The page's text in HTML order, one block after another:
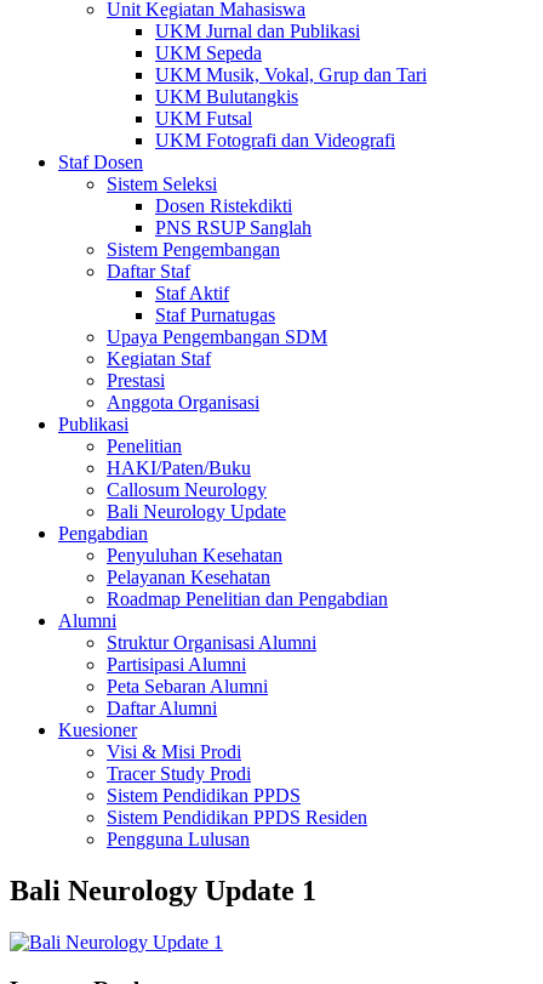
Unit Kegiatan Mahasiswa
UKM Jurnal dan Publikasi
UKM Sepeda
UKM Musik, Vokal, Grup dan Tari
UKM Bulutangkis
UKM Futsal
UKM Fotografi dan Videografi
Staf Dosen
Sistem Seleksi
Dosen Ristekdikti
PNS RSUP Sanglah
Sistem Pengembangan
Daftar Staf
Staf Aktif
Staf Purnatugas
Upaya Pengembangan SDM
Kegiatan Staf
Prestasi
Anggota Organisasi
Publikasi
Penelitian
HAKI/Paten/Buku
Callosum Neurology
Bali Neurology Update
Pengabdian
Penyuluhan Kesehatan
Pelayanan Kesehatan
Roadmap Penelitian dan Pengabdian
Alumni
Struktur Organisasi Alumni
Partisipasi Alumni
Peta Sebaran Alumni
Daftar Alumni
Kuesioner
Visi & Misi Prodi
Tracer Study Prodi
Sistem Pendidikan PPDS
Sistem Pendidikan PPDS Residen
Pengguna Lulusan
Bali Neurology Update 1